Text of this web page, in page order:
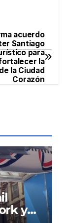
acuerdo
Santiago
para
la
la Ciudad
Corazón
y